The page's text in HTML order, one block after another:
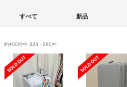
すべて 新品
約400件中 325 - 360件